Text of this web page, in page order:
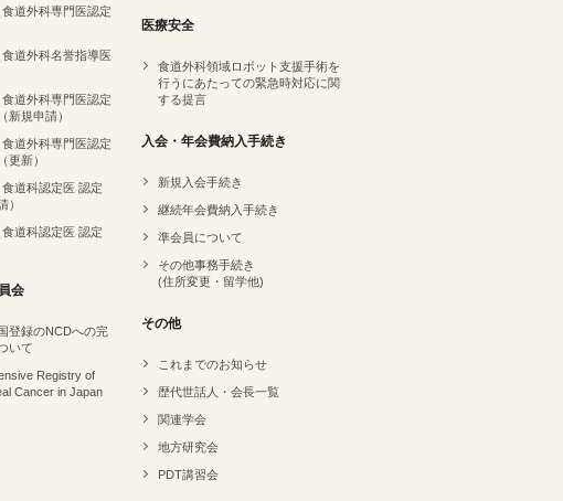
道外科専門医認定
道外科名誉指導医
道外科専門医認定
新規申請）
道外科専門医認定
更新）
道科認定医 認定
）
道科認定医 認定
会
登録のNCDへの完
いて
Registry of
Cancer in Japan
医療安全
食道外科領域ロボット支援手術を
行うにあたっての緊急時対応に関
する提言
入会・年会費納入手続き
新規入会手続き
継続年会費納入手続き
準会員について
その他事務手続き
(住所変更・留学他)
その他
これまでのお知らせ
歴代世話人・会長一覧
関連学会
地方研究会
PDT講習会